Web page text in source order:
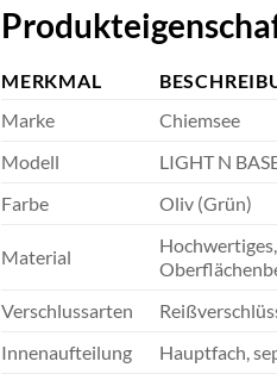
MERKMAL
Marke
Chiemsee
Modell
LIGHT N
Farbe
Oliv (Grün)
Material
Verschlussarten
Innenaufteilung
Hauptfach,